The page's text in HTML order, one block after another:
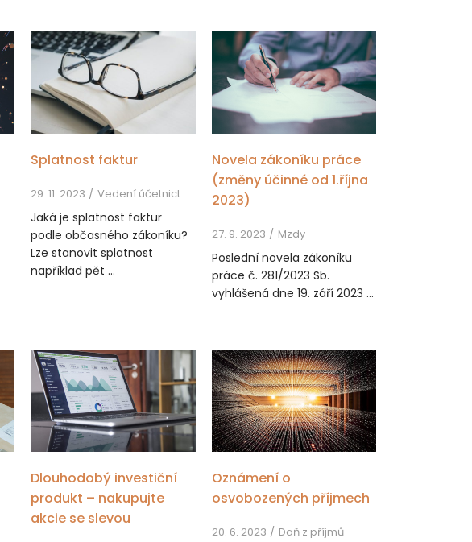
Splatnost faktur
29. 11. 2023 Vedení účetnictví
Jaká je splatnost faktur
podle občasného zákoníku?
Lze stanovit splatnost
například pět ...
Novela zákoníku práce
(změny účinné od 1.října
2023)
27. 9. 2023 Mzdy
Poslední novela zákoníku
práce č. 281/2023 Sb.
vyhlášená dne 19. září 2023 ...
Dlouhodobý investiční
produkt – nakupujte
akcie se slevou
Oznámení o
osvobozených příjmech
20. 6. 2023 Daň z příjmů